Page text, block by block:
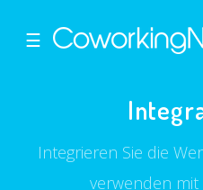
☰
Integrieren Sie die
verwenden mit